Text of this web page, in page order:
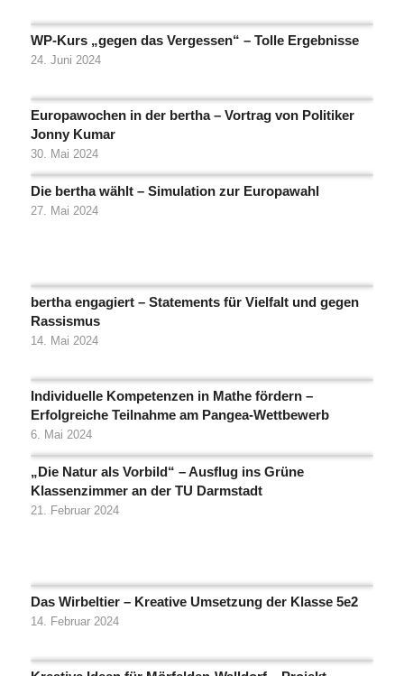
WP-Kurs „gegen das Vergessen“ – Tolle Ergebnisse
24. Juni 2024
Europawochen in der bertha – Vortrag von Politiker
Jonny Kumar
30. Mai 2024
Die bertha wählt – Simulation zur Europawahl
27. Mai 2024
bertha engagiert – Statements für Vielfalt und gegen
Rassismus
14. Mai 2024
Individuelle Kompetenzen in Mathe fördern –
Erfolgreiche Teilnahme am Pangea-Wettbewerb
6. Mai 2024
„Die Natur als Vorbild“ – Ausflug ins Grüne
Klassenzimmer an der TU Darmstadt
21. Februar 2024
Das Wirbeltier – Kreative Umsetzung der Klasse 5e2
14. Februar 2024